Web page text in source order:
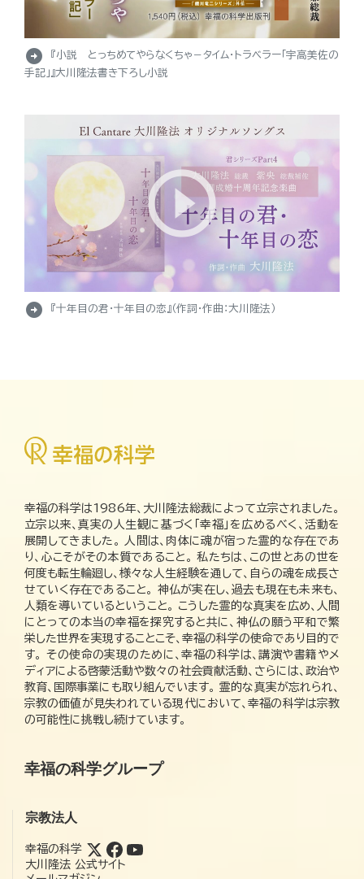
arrow_circle_right
『小説 とっちめてやらなくちゃ－タイム・トラベラー「宇高美佐の
手記」』大川隆法書き下ろし小説
arrow_circle_right 『十年目の君・十年目の恋』（作詞・作曲：大川隆法）
幸福の科学は1986年、大川隆法総裁によって立宗されました。
立宗以来、真実の人生観に基づく「幸福」を広めるべく、活動を
展開してきました。 人間は、肉体に魂が宿った霊的な存在であ
り、心こそがその本質であること。 私たちは、この世とあの世を
何度も転生輪廻し、様々な人生経験を通して、自らの魂を成長さ
せていく存在であること。 神仏が実在し、過去も現在も未来も、
人類を導いているということ。 こうした霊的な真実を広め、人間
にとっての本当の幸福を探究すると共に、神仏の願う平和で繁
栄した世界を実現することこそ、幸福の科学の使命であり目的で
す。 その使命の実現のために、幸福の科学は、講演や書籍やメ
ディアによる啓蒙活動や数々の社会貢献活動、さらには、政治や
教育、国際事業にも取り組んでいます。 霊的な真実が忘れられ、
宗教の価値が見失われている現代において、幸福の科学は宗教
の可能性に挑戦し続けています。
幸福の科学グループ
宗教法人
幸福の科学
大川隆法 公式サイト